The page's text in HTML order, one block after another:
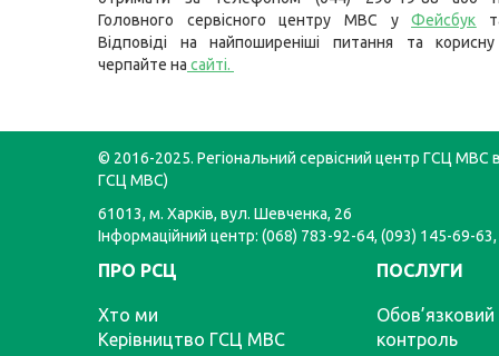
Головного сервісного центру МВС уФейсбук
Відповіді на найпоширеніші питання та
черпайте на сайті.
© 2016-2025. Регіональний сервісний центр ГСЦ МВС в
ГСЦ МВС)
61013, м. Харків, вул. Шевченка, 26
Інформаційний центр: (068) 783-92-64, (093) 145-69-
ПРО РСЦ
Хто ми
Керівництво ГСЦ МВС
ПОСЛУГИ
Обов’язковий
контроль